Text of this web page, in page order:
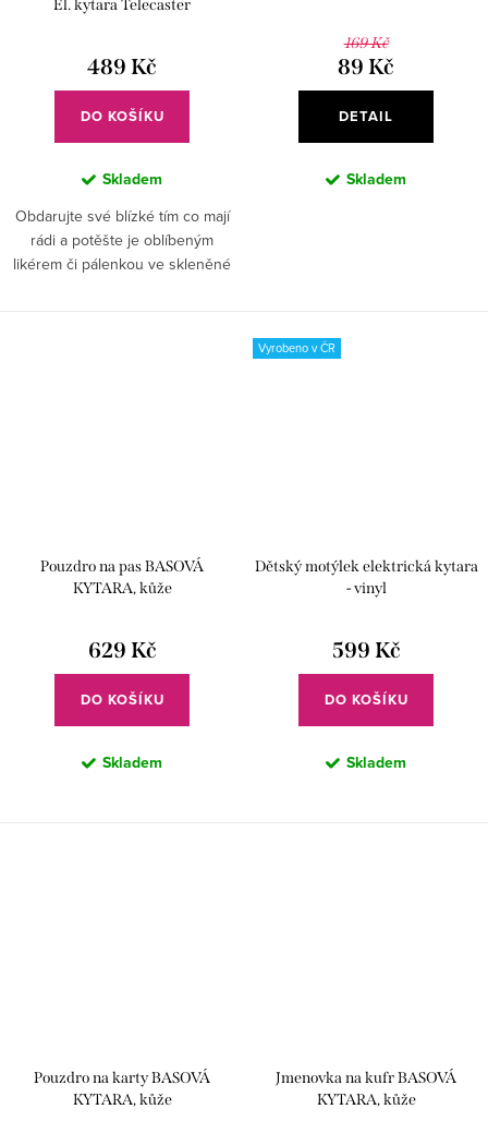
El. kytara Telecaster
489 Kč
DO KOŠÍKU
Skladem
Obdarujte své blízké tím co mají
rádi a potěšte je oblíbeným
likérem či pálenkou ve skleněné
169 Kč
89 Kč
DETAIL
Skladem
Pouzdro na pas BASOVÁ
KYTARA, kůže
629 Kč
DO KOŠÍKU
Skladem
Vyrobeno v ČR
Dětský motýlek elektrická kytara
- vinyl
599 Kč
DO KOŠÍKU
Skladem
Pouzdro na karty BASOVÁ
KYTARA, kůže
Jmenovka na kufr BASOVÁ
KYTARA, kůže